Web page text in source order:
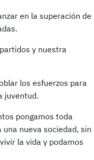
en la superación de
y nuestra
los esfuerzos para
juventud.
pongamos toda
nueva sociedad, sin
la vida y podamos